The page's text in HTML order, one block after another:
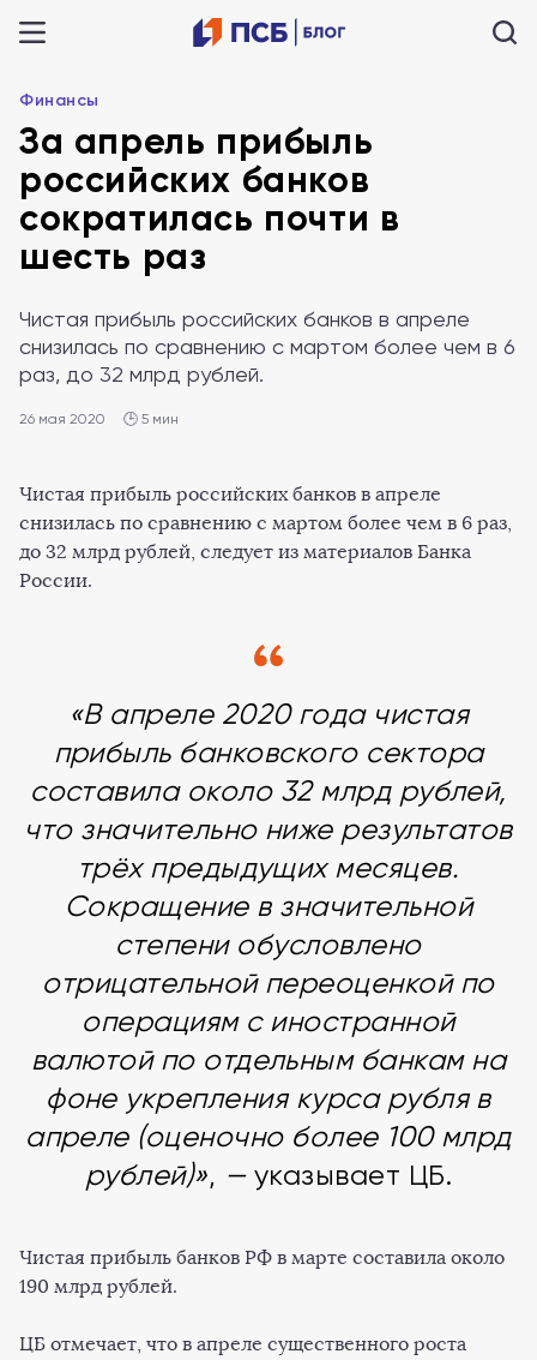
Финансы
За апрель прибыль
российских банков
сократилась почти в
шесть раз
Чистая прибыль российских банков в апреле
снизилась по сравнению с мартом более чем в 6
раз, до 32 млрд рублей.
26 мая 2020 🕒 5 мин
Чистая прибыль российских банков в апреле
снизилась по сравнению с мартом более чем в 6 раз,
до 32 млрд рублей, следует из материалов Банка
России.
«В апреле 2020 года чистая
прибыль банковского сектора
составила около 32 млрд рублей,
что значительно ниже результатов
трёх предыдущих месяцев.
Сокращение в значительной
степени обусловлено
отрицательной переоценкой по
операциям с иностранной
валютой по отдельным банкам на
фоне укрепления курса рубля в
апреле (оценочно более 100 млрд
рублей)», —указывает ЦБ.
Чистая прибыль банков РФ в марте составила около
190 млрд рублей.
ЦБ отмечает, что в апреле существенного роста